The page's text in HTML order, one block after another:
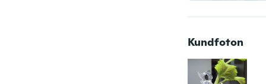
Kundfoton